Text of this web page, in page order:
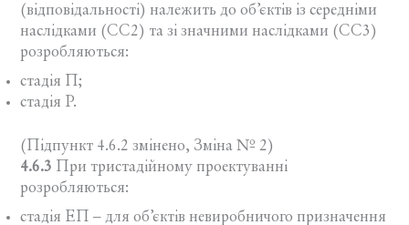
(відповідальності) належить до об’єктів із середніми
наслідками (СС2) та зі значними наслідками (СС3)
розробляються:
стадія П;
стадія Р.
(Підпункт 4.6.2 змінено, Зміна № 2)
4.6.3 При тристадійному проектуванні
розробляються:
стадія ЕП – для об’єктів невиробничого призначення